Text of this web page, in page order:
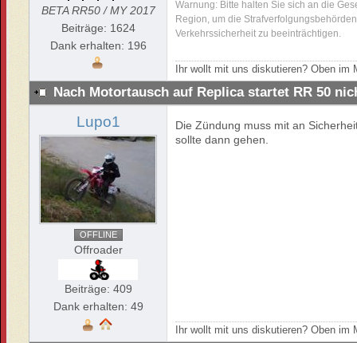
BETA RR50 / MY 2017
Beiträge: 1624
Dank erhalten: 196
Warnung: Bitte halten Sie sich an die
Region, um die
Verkehrssicherheit zu beeinträchtigen.
Ihr wollt mit uns diskutieren? Oben
Nach Motortausch auf Replica startet RR 50
Lupo1
OFFLINE
Offroader
Beiträge: 409
Dank erhalten: 49
Die Zündung muss mit an
sollte dann gehen.
Ihr wollt mit uns diskutieren? Oben